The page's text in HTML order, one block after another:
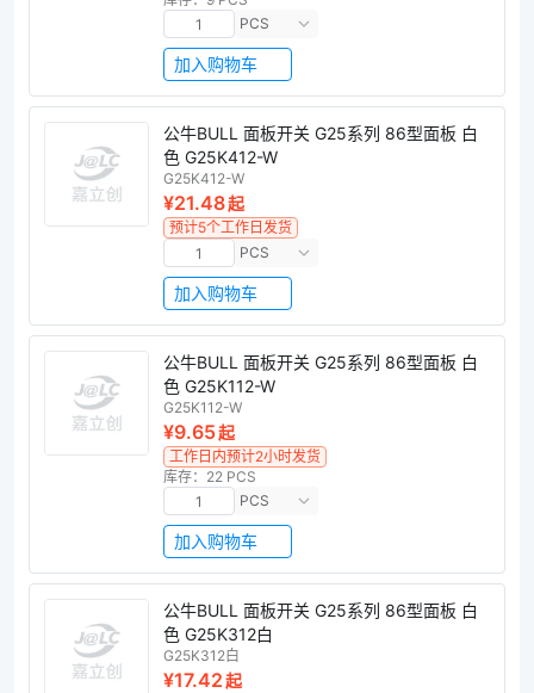
PCS
加入购物车
公牛BULL 面板开关 G25系列 86型面板 白
色 G25K412-W
G25K412-W
¥21.48起
预计5个工作日发货
PCS
加入购物车
公牛BULL 面板开关 G25系列 86型面板 白
色 G25K112-W
G25K112-W
¥9.65起
工作日内预计2小时发货
库存：22 PCS
PCS
加入购物车
公牛BULL 面板开关 G25系列 86型面板 白
色 G25K312白
G25K312白
¥17.42起